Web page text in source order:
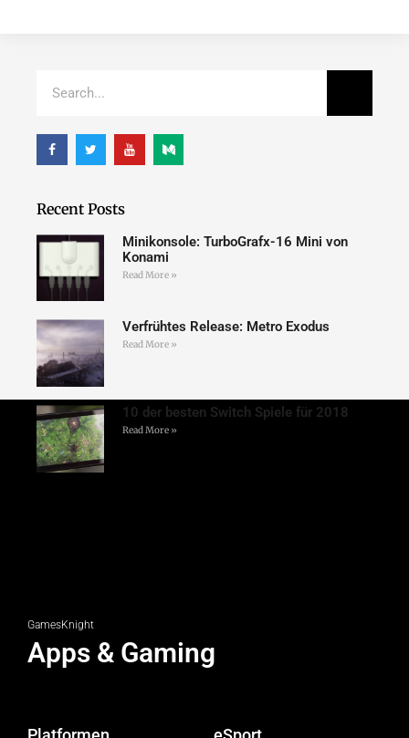
Recent Posts
Minikonsole: TurboGrafx-16 Mini von
Konami
Read More »
Verfrühtes Release: Metro Exodus
Read More »
10 der besten Switch Spiele für 2018
Read More »
GamesKnight
Apps & Gaming